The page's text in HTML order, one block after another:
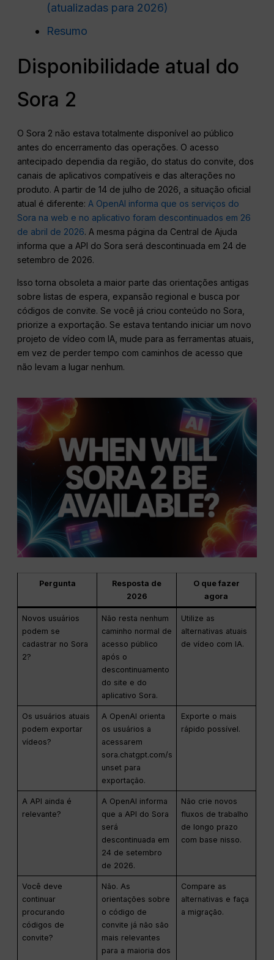
(atualizadas para 2026)
Resumo
Disponibilidade atual do
Sora 2
O Sora 2 não estava totalmente disponível ao público
antes do encerramento das operações. O acesso
antecipado dependia da região, do status do convite, dos
canais de aplicativos compatíveis e das alterações no
produto. A partir de 14 de julho de 2026, a situação oficial
atual é diferente:A OpenAI informa que os serviços do
Sora na web e no aplicativo foram descontinuados em 26
de abril de 2026. A mesma página da Central de Ajuda
informa que a API do Sora será descontinuada em 24 de
setembro de 2026.
Isso torna obsoleta a maior parte das orientações antigas
sobre listas de espera, expansão regional e busca por
códigos de convite. Se você já criou conteúdo no Sora,
priorize a exportação. Se estava tentando iniciar um novo
projeto de vídeo com IA, mude para as ferramentas atuais,
em vez de perder tempo com caminhos de acesso que
não levam a lugar nenhum.
Pergunta
Resposta de
2026
O que fazer
agora
Novos usuários
podem se
cadastrar no Sora
2?
Não resta nenhum
caminho normal de
acesso público
após o
descontinuamento
do site e do
aplicativo Sora.
Utilize as
alternativas atuais
de vídeo com IA.
Os usuários atuais
podem exportar
vídeos?
A OpenAI orienta
os usuários a
acessarem
sora.chatgpt.com/s
unset para
exportação.
Exporte o mais
rápido possível.
A API ainda é
relevante?
A OpenAI informa
que a API do Sora
será
descontinuada em
24 de setembro
de 2026.
Não crie novos
fluxos de trabalho
de longo prazo
com base nisso.
Você deve
continuar
procurando
códigos de
convite?
Não. As
orientações sobre
o código de
convite já não são
mais relevantes
para a maioria dos
Compare as
alternativas e faça
a migração.